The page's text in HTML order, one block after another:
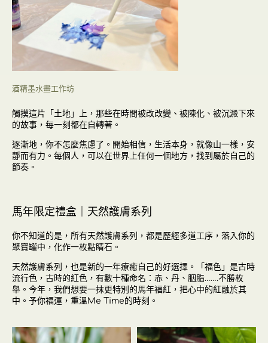
酒精墨水畫工作坊
觸摸這片「土地」上，那些在時間被改改變、被陳化、被沉澱下來
的故事，每一刻都在自轉著。
逐漸地，你不怎麼焦慮了。開始相信，生活本身，就像山一樣，安
靜而有力。每個人，可以在世界上任何一個地方，找到屬於自己的
節奏。
馬年限定禮盒｜天然護膚系列
你不知道的是，所有天然護膚系列，都是歷經多道工序，落入你的
聚寶罐中，化作一枚點睛石。
天然護膚系列，也是新的一年療癒自己的好選擇。「福色」是古時
流行色，古時的紅色，有數十種命名：赤、丹、胭脂…….不勝枚
舉。今年，我們想要一抹更特別的馬年福紅，把心中的紅融於其
中。予你福運，重溫Me Time的時刻。